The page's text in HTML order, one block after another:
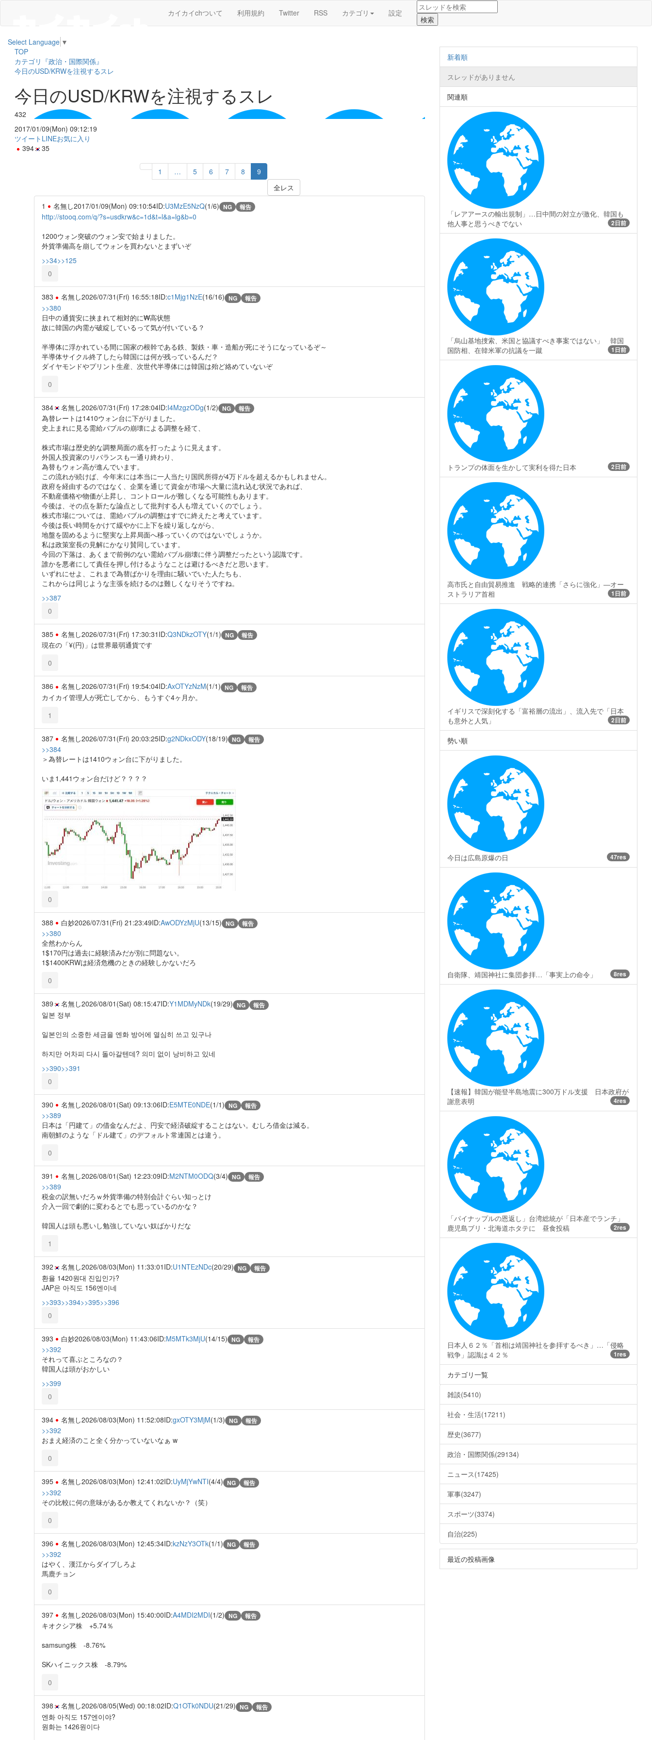
カイカイchついて 利用規約 Twitter RSS カテゴリ 設定
Select Language ▼
TOP
カテゴリ『政治・国際関係』
今日のUSD/KRWを注視するスレ
今日のUSD/KRWを注視するスレ
432
2017/01/09(Mon) 09:12:19
ツイート LINEお気に入り
394
35
1 … 5 6 7 8
9
全レス
1
名無し2017/01/09(Mon) 09:10:54ID:U3MzE5NzQ(1/6) NG 報告
http://stooq.com/q/?s=usdkrw&c=1d&t=l&a=lg&b=0
1200ウォン突破のウォン安で始まりました。
外貨準備高を崩してウォンを買わないとまずいぞ
>>34>>125
0
383 名無し2026/07/31(Fri) 16:55:18ID:c1Mjg1NzE(16/16) NG 報告
>>380
日中の通貨安に挟まれて相対的に₩高状態
故に韓国の内需が破綻しているって気が付いている？
半導体に浮かれている間に国家の根幹である鉄、製鉄・車・造船が死にそうになっているぞ～
半導体サイクル終了したら韓国には何が残っているんだ？
ダイヤモンドやプリント生産、次世代半導体には韓国は殆ど絡めていないぞ
0
384 名無し2026/07/31(Fri) 17:28:04ID:I4MzgzODg(1/2) NG 報告
為替レートは1410ウォン台に下がりました。
史上まれに見る需給バブルの崩壊による調整を経て、
株式市場は歴史的な調整局面の底を打ったように見えます。
外国人投資家のリバランスも一通り終わり、
為替もウォン高が進んでいます。
この流れが続けば、今年末には本当に一人当たり国民所得が4万ドルを超えるかもしれません。
政府を経由するのではなく、企業を通じて資金が市場へ大量に流れ込む状況であれば、
不動産価格や物価が上昇し、コントロールが難しくなる可能性もあります。
今後は、その点を新たな論点として批判する人も増えていくのでしょう。
株式市場については、需給バブルの調整はすでに終えたと考えています。
今後は長い時間をかけて緩やかに上下を繰り返しながら、
地盤を固めるように堅実な上昇局面へ移っていくのではないでしょうか。
私は政策室長の見解にかなり賛同しています。
今回の下落は、あくまで前例のない需給バブル崩壊に伴う調整だったという認識です。
誰かを悪者にして責任を押し付けるようなことは避けるべきだと思います。
いずれにせよ、これまで為替ばかりを理由に騒いでいた人たちも、
これからは同じような主張を続けるのは難しくなりそうですね。
>>387
0
385 名無し2026/07/31(Fri) 17:30:31 ID:Q3NDkzOTY(1/1) NG 報告
現在の「¥(円)」は世界最弱通貨です
0
386 名無し2026/07/31(Fri) 19:54:04ID:AxOTYzNzM(1/1) NG 報告
カイカイ管理人が死亡してから、もうすぐ4ヶ月か。
1
387 名無し2026/07/31(Fri) 20:03:25ID:g2NDkxODY(18/19) NG 報告
>>384
＞為替レートは1410ウォン台に下がりました。
いま1,441ウォン台だけど？？？？
0
388 白妙2026/07/31(Fri) 21:23:49ID:AwODYzMjU(13/15) NG 報告
>>380
全然わからん
1$170円は過去に経験済みだが別に問題ない。
1$1400KRWは経済危機のときの経験しかないだろ
0
389 名無し2026/08/01(Sat) 08:15:47ID:Y1MDMyNDk(19/29) NG 報告
일본 정부
일본인의 소중한 세금을 엔화 방어에 열심히 쓰고 있구나
하지만 어차피 다시 돌아갈텐데? 의미 없이 낭비하고 있네
>>390>>391
0
390 名無し2026/08/01(Sat) 09:13:06ID:E5MTE0NDE(1/1) NG 報告
>>389
日本は「円建て」の借金なんだよ、円安で経済破綻することはない。むしろ借金は減る。
南朝鮮のような「ドル建て」のデフォルト常連国とは違う。
0
391 名無し2026/08/01(Sat) 12:23:09ID:M2NTM0ODQ(3/4) NG 報告
>>389
税金の訳無いだろｗ外貨準備の特別会計ぐらい知っとけ
介入一回で劇的に変わるとでも思っているのかな？
韓国人は頭も悪いし勉強していない奴ばかりだな
1
392 名無し2026/08/03(Mon) 11:33:01 ID:U1NTEzNDc(20/29) NG 報告
환율 1420원대 진입인가?
JAP은 아직도 156엔이네
>>393>>394>>395>>396
0
393 白妙2026/08/03(Mon) 11:43:06ID:M5MTk3MjU(14/15) NG 報告
>>392
それって喜ぶところなの？
韓国人は頭がおかしい
>>399
0
394 名無し2026/08/03(Mon) 11:52:08ID:gxOTY3MjM(1/3) NG 報告
>>392
おまえ経済のこと全く分かっていないなぁ w
0
395 名無し2026/08/03(Mon) 12:41:02ID:UyMjYwNTI(4/4) NG 報告
>>392
その比較に何の意味があるか教えてくれないか？（笑）
0
396 名無し2026/08/03(Mon) 12:45:34ID:kzNzY3OTk(1/1) NG 報告
>>392
はやく、漢江からダイブしろよ
馬鹿チョン
0
397 名無し2026/08/03(Mon) 15:40:00ID:A4MDI2MDI(1/2) NG 報告
キオクシア株 +5.74％
samsung株 -8.76%
SKハイニックス株 -8.79%
0
398 名無し2026/08/05(Wed) 00:18:02ID:Q1OTk0NDU(21/29) NG 報告
엔화 아직도 157엔이야?
원화는 1426원이다
新着順
スレッドがありません
関連順
「レアアースの輸出規制」…日中間の対立が激化、韓国も
他人事と思うべきでない
2日前
「烏山基地捜索、米国と協議すべき事案ではない」 韓国
国防相、在韓米軍の抗議を一蹴
1日前
トランプの体面を生かして実利を得た日本 2日前
高市氏と自由貿易推進 戦略的連携「さらに強化」―オー
ストラリア首相
1日前
イギリスで深刻化する「富裕層の流出」、流入先で「日本
も意外と人気」
2日前
勢い順
今日は広島原爆の日 47res
自衛隊、靖国神社に集団参拝…「事実上の命令」 8res
【速報】韓国が能登半島地震に300万ドル支援 日本政府が
謝意表明
4res
「パイナップルの恩返し」台湾総統が「日本産でランチ」
鹿児島ブリ・北海道ホタテに 昼食投稿
2res
日本人６２％「首相は靖国神社を参拝するべき」…「侵略
戦争」認識は４２％
1res
カテゴリ一覧
雑談(5410)
社会・生活(17211)
歴史(3677)
政治・国際関係(29134)
ニュース(17425)
軍事(3247)
スポーツ(3374)
自治(225)
最近の投稿画像